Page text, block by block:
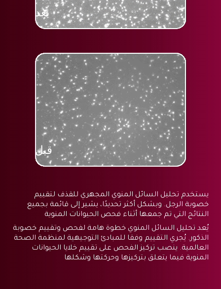
بعد
قبل
يستخدم تحليل السائل المنوي المجهري للقذف لتقييم
خصوبة الرجل. وبشكل أكثر تحديدًا، يشير إلى قائمة بجميع
النتائج التي تم جمعها أثناء فحص الحيوانات المنوية
يُعد تحليل السائل المنوي خطوة هامة لفحص وتقييم خصوبة
الذكور. يُجري التقييم وفقا للمبادئ التوجيهية لمنظمة الصحة
العالمية. ينصب تركيز الفحص على تقييم خلايا الحيوانات
المنوية فيما يتعلق بتركيزها وحركتها وشكلها